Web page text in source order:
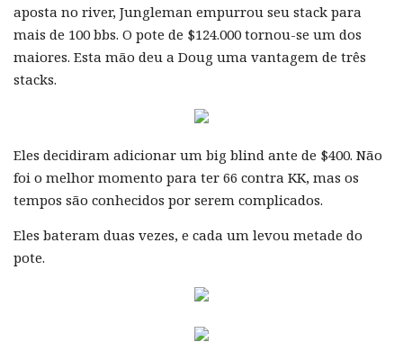
aposta no river, Jungleman empurrou seu stack para
mais de 100 bbs. O pote de $124.000 tornou-se um dos
maiores. Esta mão deu a Doug uma vantagem de três
stacks.
Eles decidiram adicionar um big blind ante de $400. Não
foi o melhor momento para ter 66 contra KK, mas os
tempos são conhecidos por serem complicados.
Eles bateram duas vezes, e cada um levou metade do
pote.